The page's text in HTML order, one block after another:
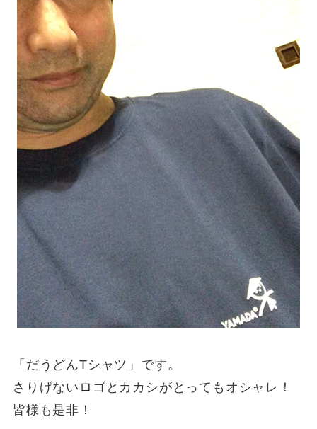
「だうどんTシャツ」です。
さりげないロゴとカカシがとってもオシャレ！
皆様も是非！